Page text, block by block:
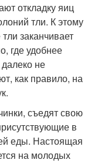
откладку яиц
тли. К этому
заканчивает
где удобнее
не
как правило, на
съедят свою
в
еды. Настоящая
на молодых